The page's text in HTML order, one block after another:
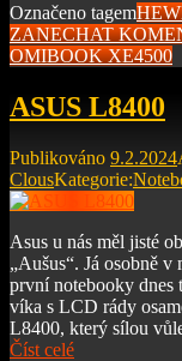
Označeno tagem
ZANECHAT
OMIBOOK XE4500
ASUS L8400
Publikováno 9.2.2024
ClousKategorie:
Asus u nás měl jisté
„Aušus“. Já osobně
první notebooky dnes
víka s LCD rády
L8400, který sílou
Číst celé